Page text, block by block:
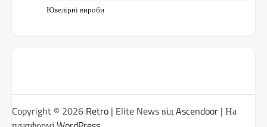
Ювелірні вироби
Copyright © 2026 Retro | Elite News відAscendoor | На